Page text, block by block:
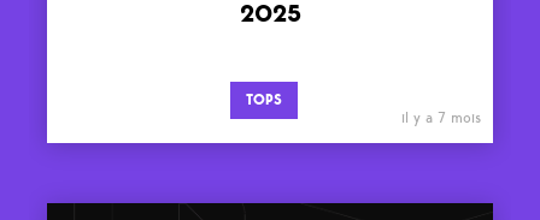
2025
TOPS
il y a 7 mois